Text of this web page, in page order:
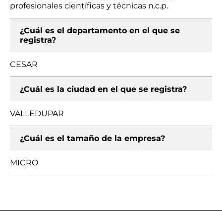
profesionales científicas y técnicas n.c.p.
¿Cuál es el departamento en el que se
registra?
CESAR
¿Cuál es la ciudad en el que se registra?
VALLEDUPAR
¿Cuál es el tamaño de la empresa?
MICRO